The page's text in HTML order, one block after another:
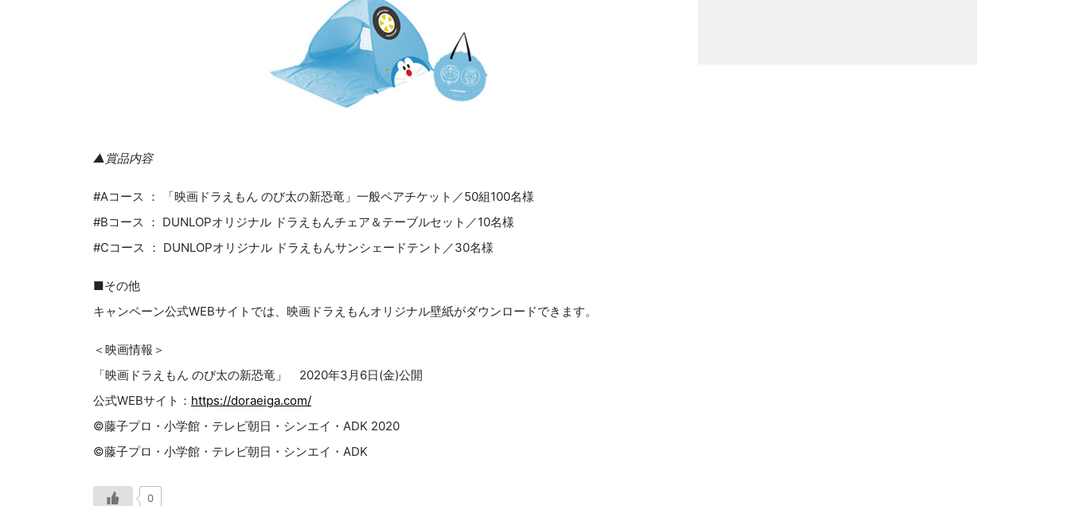
▲賞品内容
#Aコース ： 「映画ドラえもん のび太の新恐竜」一般ペアチケット／50組100名様
#Bコース ： DUNLOPオリジナル ドラえもんチェア＆テーブルセット／10名様
#Cコース ： DUNLOPオリジナル ドラえもんサンシェードテント／30名様
■その他
キャンペーン公式WEBサイトでは、映画ドラえもんオリジナル壁紙がダウンロードできます。
＜映画情報＞
「映画ドラえもん のび太の新恐竜」 2020年3月6日(金)公開
公式WEBサイト： https://doraeiga.com/
©藤子プロ・小学館・テレビ朝日・シンエイ・ADK 2020
©藤子プロ・小学館・テレビ朝日・シンエイ・ADK
0